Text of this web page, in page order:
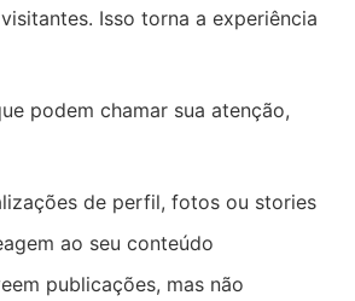
Isso torna a experiência
podem chamar sua atenção,
de perfil, fotos ou stories
ao seu conteúdo
publicações, mas não